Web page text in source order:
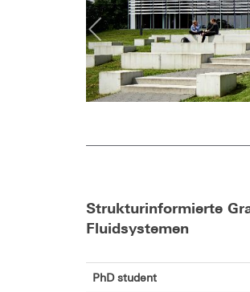
Strukturinformierte
Fluidsystemen
PhD student